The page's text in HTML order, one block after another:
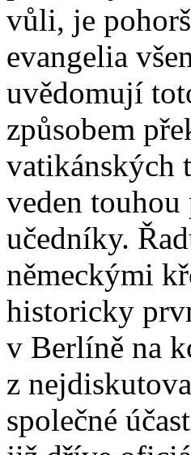
vůli, je
evangelia
uvědomují
způsobem
vatikánských
veden
učedníky.
německými
historicky
v Berlíně na
z
společné